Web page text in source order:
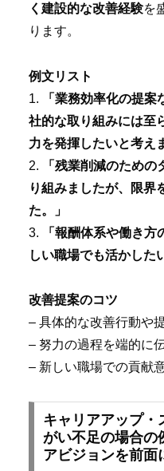
く建設的な改善経験を
ります。
例文リスト
1.
「業務効率化の提
社的な取り組みには至
力を発揮したいと考え
2.
「残業削減のため
り組みましたが、限界
た。」
3.
「報酬体系や働き
しい職場でも活かした
改善提案のコツ
– 具体的な改善行動や
– 努力の過程を端的に
– 新しい職場での貢献
キャリアアップ・
がい不足の場合の
アビジョンを前面